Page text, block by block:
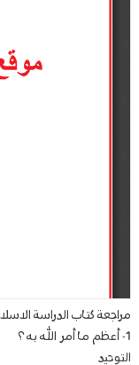
مراجعة كتاب الدراسة
1- أعظم ما أمر الله به ؟
التوحيد